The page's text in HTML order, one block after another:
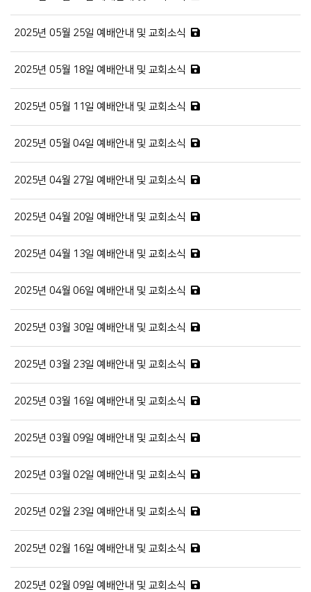
2025년 05월 25일 예배안내 및 교회소식
2025년 05월 18일 예배안내 및 교회소식
2025년 05월 11일 예배안내 및 교회소식
2025년 05월 04일 예배안내 및 교회소식
2025년 04월 27일 예배안내 및 교회소식
2025년 04월 20일 예배안내 및 교회소식
2025년 04월 13일 예배안내 및 교회소식
2025년 04월 06일 예배안내 및 교회소식
2025년 03월 30일 예배안내 및 교회소식
2025년 03월 23일 예배안내 및 교회소식
2025년 03월 16일 예배안내 및 교회소식
2025년 03월 09일 예배안내 및 교회소식
2025년 03월 02일 예배안내 및 교회소식
2025년 02월 23일 예배안내 및 교회소식
2025년 02월 16일 예배안내 및 교회소식
2025년 02월 09일 예배안내 및 교회소식